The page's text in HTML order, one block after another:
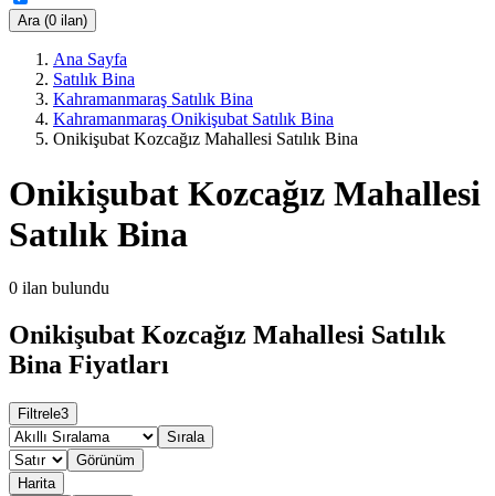
Ara (0 ilan)
Ana Sayfa
Satılık Bina
Kahramanmaraş Satılık Bina
Kahramanmaraş Onikişubat Satılık Bina
Onikişubat Kozcağız Mahallesi Satılık Bina
Onikişubat Kozcağız Mahallesi
Satılık Bina
0 ilan bulundu
Onikişubat Kozcağız Mahallesi Satılık
Bina Fiyatları
Filtrele3
Sırala
Görünüm
Harita